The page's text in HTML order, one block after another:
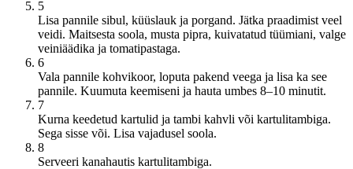
5
Lisa pannile sibul, küüslauk ja porgand. Jätka praadimist veel
veidi. Maitsesta soola, musta pipra, kuivatatud tüümiani, valge
veiniäädika ja tomatipastaga.
6
Vala pannile kohvikoor, loputa pakend veega ja lisa ka see
pannile. Kuumuta keemiseni ja hauta umbes 8–10 minutit.
7
Kurna keedetud kartulid ja tambi kahvli või kartulitambiga.
Sega sisse või. Lisa vajadusel soola.
8
Serveeri kanahautis kartulitambiga.